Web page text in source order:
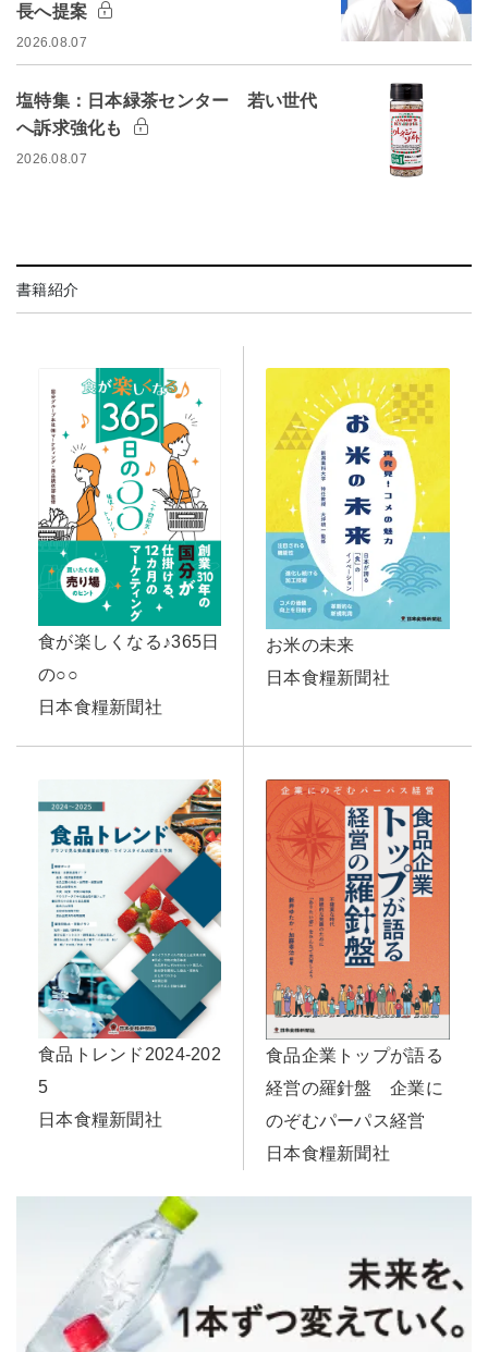
長へ提案
2026.08.07
塩特集：日本緑茶センター 若い世代
へ訴求強化も
2026.08.07
書籍紹介
食が楽しくなる♪365日
の○○
日本食糧新聞社
お米の未来
日本食糧新聞社
食品トレンド2024-202
5
日本食糧新聞社
食品企業トップが語る
経営の羅針盤 企業に
のぞむパーパス経営
日本食糧新聞社